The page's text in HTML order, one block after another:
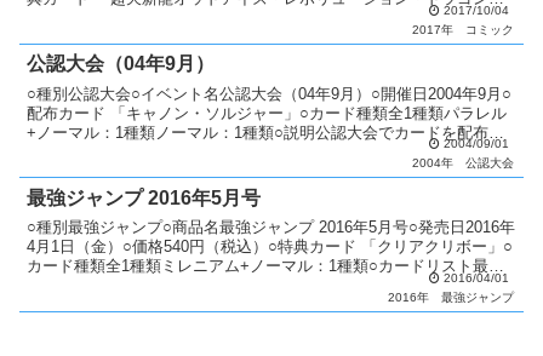
2017/10/04
2017年
コミック
公認大会（04年9月）
○種別公認大会○イベント名公認大会（04年9月）○開催日2004年9月○
配布カード 「キャノン・ソルジャー」○カード種類全1種類パラレル
+ノーマル：1種類ノーマル：1種類○説明公認大会でカードを配布。○
2004/09/01
2004年
公認大会
最強ジャンプ 2016年5月号
○種別最強ジャンプ○商品名最強ジャンプ 2016年5月号○発売日2016年
4月1日（金）○価格540円（税込）○特典カード 「クリアクリボー」○
カード種類全1種類ミレニアム+ノーマル：1種類○カードリスト最強
2016/04/01
2016年
最強ジャンプ